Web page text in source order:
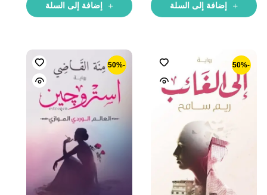
إضافة إلى السلة إضافة إلى السلة
-50%
-50%